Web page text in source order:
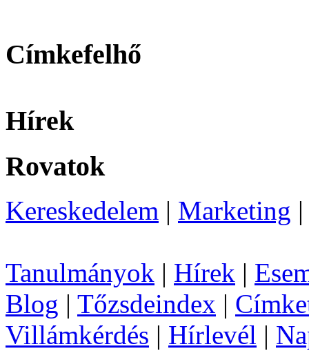
Címkefelhő
Hírek
Rovatok
Kereskedelem | Marketing
Tanulmányok | Hírek |
Blog | Tőzsdeindex |
Villámkérdés | Hírlevél |